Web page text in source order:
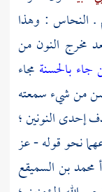
. النحاس : وهذا
مخرج النون من
جاء بالحسنة مجاء
من شيء سمعته
إحدى النونين ؛
نحو قوله - عز
محمد بن السميقع